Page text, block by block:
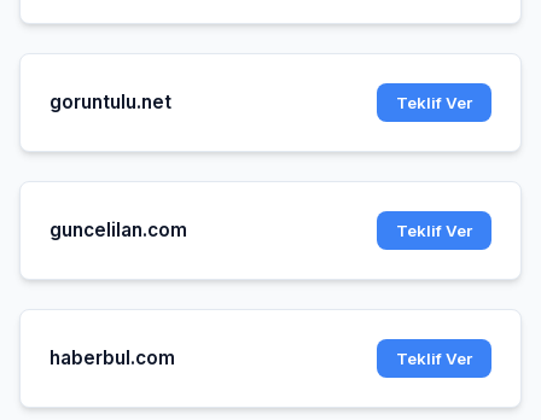
goruntulu.net Teklif Ver
guncelilan.com Teklif Ver
haberbul.com Teklif Ver